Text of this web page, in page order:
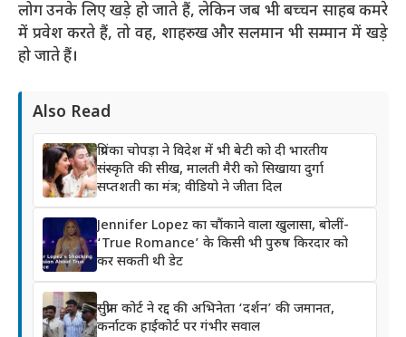
लोग उनके लिए खड़े हो जाते हैं, लेकिन जब भी बच्चन साहब कमरे
में प्रवेश करते हैं, तो वह, शाहरुख और सलमान भी सम्मान में खड़े
हो जाते हैं।
Also Read
प्रियंका चोपड़ा ने विदेश में भी बेटी को दी भारतीय
संस्कृति की सीख, मालती मैरी को सिखाया दुर्गा
सप्तशती का मंत्र; वीडियो ने जीता दिल
Jennifer Lopez का चौंकाने वाला खुलासा, बोलीं-
‘True Romance’ के किसी भी पुरुष किरदार को
कर सकती थी डेट
सुप्रीम कोर्ट ने रद्द की अभिनेता ‘दर्शन’ की जमानत,
कर्नाटक हाईकोर्ट पर गंभीर सवाल